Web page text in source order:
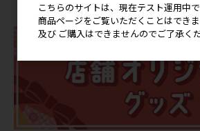
こちらのサイトは、現在テスト運用中で
商品ページをご覧いただくことはでき
及び ご購入はできませんのでご了承くだ